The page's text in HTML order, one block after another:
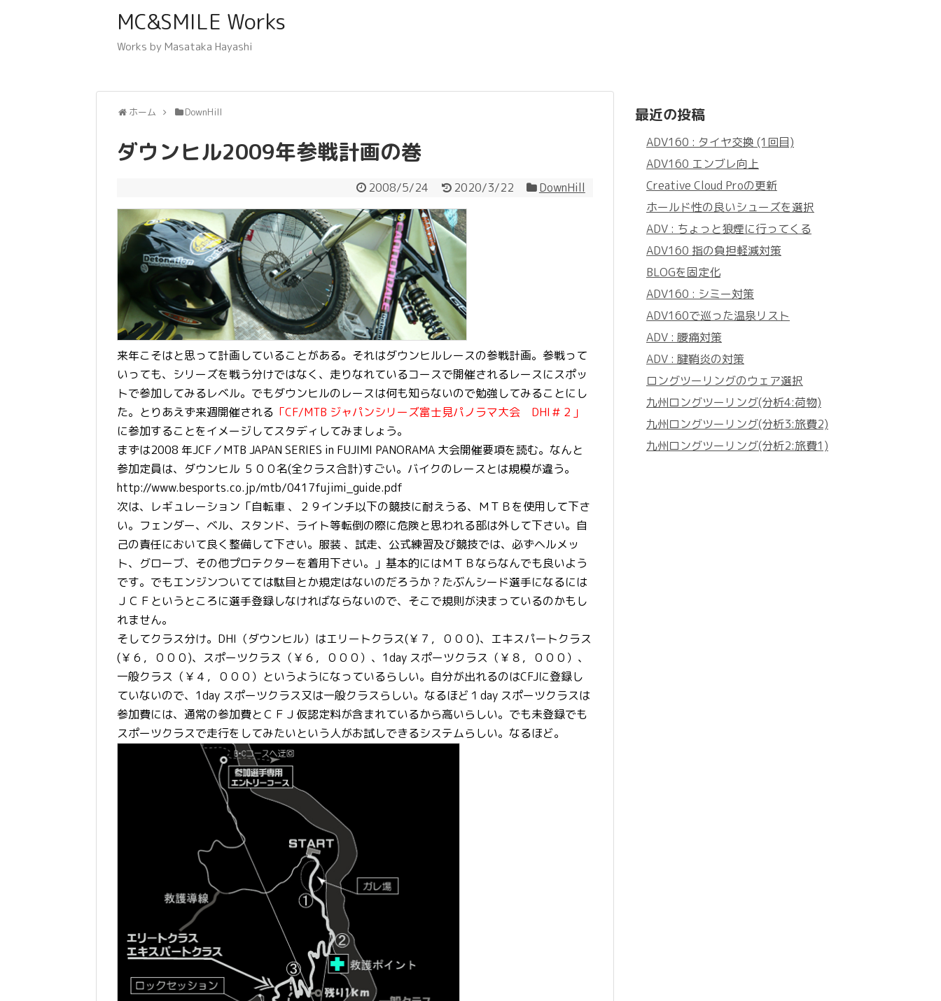
MC&SMILE Works
Works by Masataka Hayashi
ホーム DownHill
ダウンヒル2009年参戦計画の巻
2008/5/24 2020/3/22 DownHill
来年こそはと思って計画していることがある。それはダウンヒルレースの参戦計画。参戦って
いっても、シリーズを戦う分けではなく、走りなれているコースで開催されるレースにスポッ
トで参加してみるレベル。でもダウンヒルのレースは何も知らないので勉強してみることにし
た。とりあえず来週開催される 「CF/MTB ジャパンシリーズ富士見パノラマ大会 DHI＃２」
に参加することをイメージしてスタディしてみましょう。
まずは2008 年JCF／MTB JAPAN SERIES in FUJIMI PANORAMA 大会開催要項を読む。なんと
参加定員は、ダウンヒル ５００名(全クラス合計)すごい。バイクのレースとは規模が違う。
http://www.besports.co.jp/mtb/0417fujimi_guide.pdf
次は、レギュレーション「自転車 、２９インチ以下の競技に耐えうる、ＭＴＢを使用して下さ
い。フェンダー、ベル、スタンド、ライト等転倒の際に危険と思われる部は外して下さい。自
己の責任において良く整備して下さい。服装 、試走、公式練習及び競技では、必ずヘルメッ
ト、グローブ、その他プロテクターを着用下さい。」基本的にはＭＴＢならなんでも良いよう
です。でもエンジンついてては駄目とか規定はないのだろうか？たぶんシード選手になるには
ＪＣＦというところに選手登録しなければならないので、そこで規則が決まっているのかもし
れません。
そしてクラス分け。DHI（ダウンヒル）はエリートクラス(￥７，０００)、エキスパートクラス
(￥６，０００)、スポーツクラス（￥６，０００）、1day スポーツクラス（￥８，０００）、
一般クラス（￥４，０００）というようになっているらしい。自分が出れるのはCFJに登録し
ていないので、1day スポーツクラス又は一般クラスらしい。なるほど１day スポーツクラスは
参加費には、通常の参加費とＣＦＪ仮認定料が含まれているから高いらしい。でも未登録でも
スポーツクラスで走行をしてみたいという人がお試しできるシステムらしい。なるほど。
最近の投稿
ADV160 : タイヤ交換 (1回目)
ADV160 エンブレ向上
Creative Cloud Proの更新
ホールド性の良いシューズを選択
ADV : ちょっと狼煙に行ってくる
ADV160 指の負担軽減対策
BLOGを固定化
ADV160 : シミー対策
ADV160で巡った温泉リスト
ADV : 腰痛対策
ADV : 腱鞘炎の対策
ロングツーリングのウェア選択
九州ロングツーリング(分析4:荷物)
九州ロングツーリング(分析3:旅費2)
九州ロングツーリング(分析2:旅費1)